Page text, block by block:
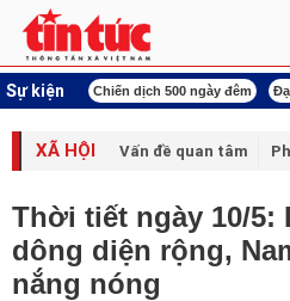
Sự kiện
mạng Chiến dịch 500 ngày đêm
XÃ HỘI Vấn đề quan tâm
Thời tiết ngày 10/5:
dông diện rộng,
nắng nóng